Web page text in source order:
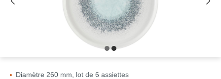
Diamètre 260 mm, lot de 6 assiettes